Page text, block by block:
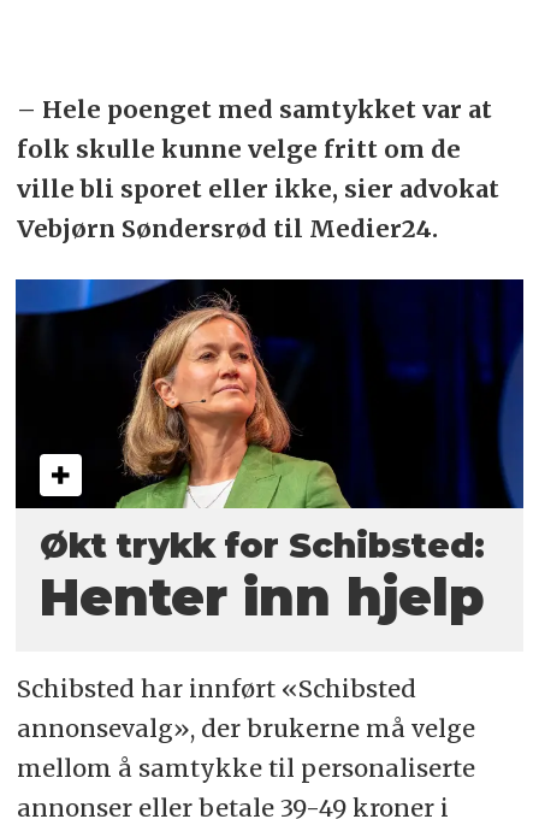
– Hele poenget med samtykket var at
folk skulle kunne velge fritt om de
ville bli sporet eller ikke, sier advokat
Vebjørn Søndersrød til Medier24.
Økt trykk for Schibsted:
Henter inn hjelp
Schibsted har innført «Schibsted
annonsevalg», der brukerne må velge
mellom å samtykke til personaliserte
annonser eller betale 39-49 kroner i